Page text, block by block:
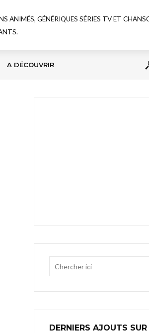
ANIMÉS, GÉNÉRIQUES SÉRIES TV ET
A DÉCOUVRIR
DERNIERS AJOUTS